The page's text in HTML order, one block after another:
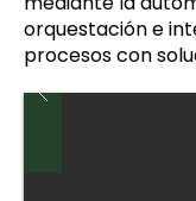
orquestación e
procesos con